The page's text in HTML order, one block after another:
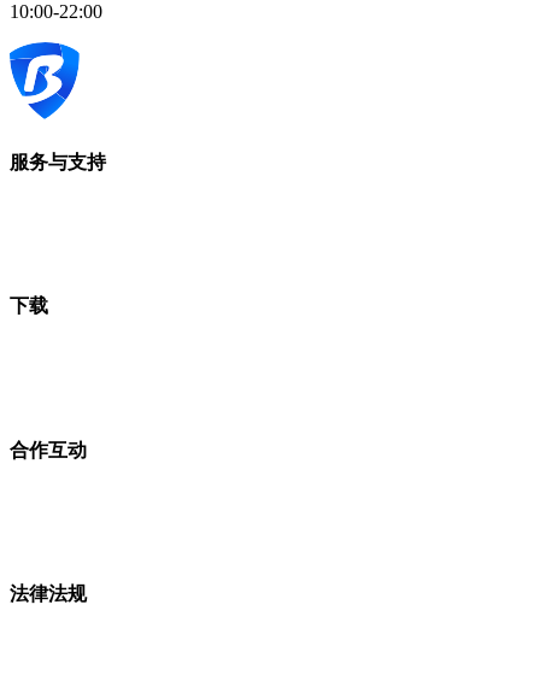
10:00-22:00
服务与支持
下载
合作互动
法律法规